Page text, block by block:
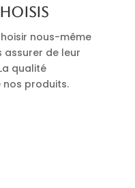
nous-même
assurer de leur
qualité
nos produits.